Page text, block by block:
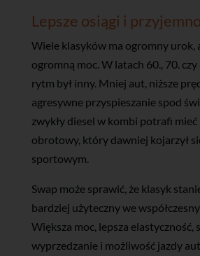
Lepsze osiągi i
Wiele klasyków ma ogromny urok,
ogromną moc. W latach 60., 70.
rytm był inny. Mniej aut, niższe
agresywne przyspieszanie spod
zwykły diesel w kombi potrafi
obrotowy, który dawniej kojarzył
sportowym.
Swap może sprawić, że klasyk
bardziej użyteczny we
Większa moc, lepsza elastyczność,
wyprzedzanie i możliwość jazdy